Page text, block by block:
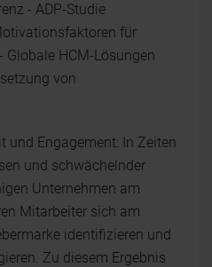
- ADP-Studie
für
HCM-Lösungen
von
und Engagement: In Zeiten
und schwächelnder
Unternehmen am
Mitarbeiter sich am
identifizieren und
Zu diesem Ergebnis